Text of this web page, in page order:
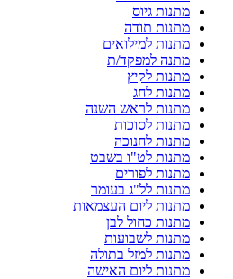
מתנות גיוס
מתנות תודה
מתנות למילואים
מתנה למפקד/ת
מתנות לקיץ
מתנות לחג
מתנות לראש השנה
מתנות לסוכות
מתנות לחנוכה
מתנות לט"ו בשבט
מתנות לפורים
מתנות לל"ג בעומר
מתנות ליום העצמאות
מתנות כחול לבן
מתנות לשבועות
מתנות למזל בתולה
מתנות ליום האישה